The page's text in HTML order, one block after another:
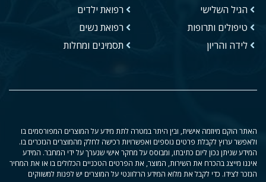
הגיל השלישי
טיפולים ותרופות
לידה והריון
רפואת ילדים
רפואת נשים
תסמינים ומחלות
האתר הוקם מיוזמה אישית, ובין היתר במטרה לתת מידע על המוצרים המפורסמים בו
ולאפשר ערוץ לקבלת פרטים נוספים ואפשרויות רכישה לחלק מהמוצרים הנזכרים בו.
המידע שניתן נכון ליום כתיבתו, ומבוסס על מחקר אישי שנערך על ידי המחבר. המידע
איננו מייצג בהכרח את השירות, המוצר, את הפרטים הטכניים הכלולים בו או את המחיר
הנזכר לצידו. כדי לקבל את מלוא המידע הרלוונטי על המוצרים יש לפנות למשווקים